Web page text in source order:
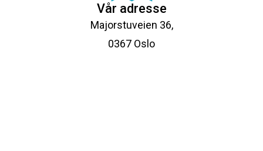
Vår adresse
Majorstuveien 36,
0367 Oslo